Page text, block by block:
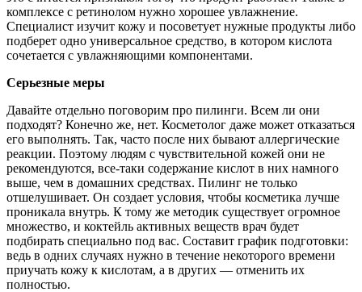
комплексе с ретинолом нужно хорошее увлажнение.
Специалист изучит кожу и посоветует нужные продукты либо
подберет одно универсальное средство, в котором кислота
сочетается с увлажняющими компонентами.
Серьезные меры
Давайте отдельно поговорим про пилинги. Всем ли они
подходят? Конечно же, нет. Косметолог даже может отказаться
его выполнять. Так, часто после них бывают аллергические
реакции. Поэтому людям с чувствительной кожей они не
рекомендуются, все-таки содержание кислот в них намного
выше, чем в домашних средствах. Пилинг не только
отшелушивает. Он создает условия, чтобы косметика лучше
проникала внутрь. К тому же методик существует огромное
множество, и коктейль активных веществ врач будет
подбирать специально под вас. Составит график подготовки:
ведь в одних случаях нужно в течение некоторого времени
приучать кожу к кислотам, а в других — отменить их
полностью.